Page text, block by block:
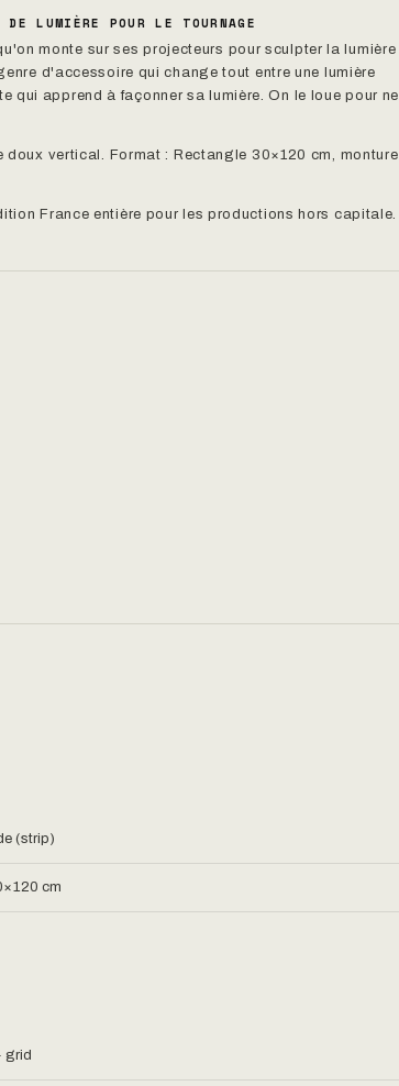
LUMIÈRE POUR LE TOURNAGE
monte sur ses projecteurs pour sculpter la lumière
d'accessoire qui change tout entre une lumière
qui apprend à façonner sa lumière. On le loue pour ne
vertical. Format : Rectangle 30×120 cm, monture
France entière pour les productions hors capitale.
(strip)
cm
grid